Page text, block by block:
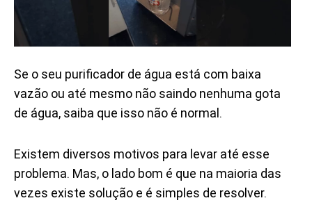
Se o seu purificador de água está com baixa
vazão ou até mesmo não saindo nenhuma gota
de água, saiba que isso não é normal.
Existem diversos motivos para levar até esse
problema. Mas, o lado bom é que na maioria das
vezes existe solução e é simples de resolver.